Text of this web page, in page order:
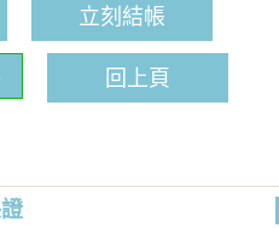
立刻結帳
回上頁